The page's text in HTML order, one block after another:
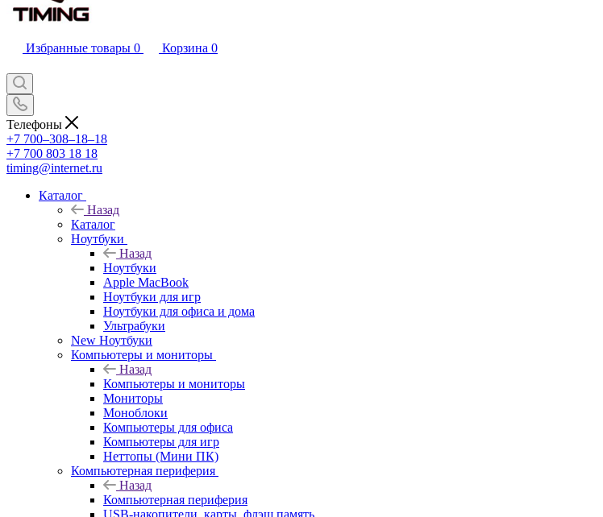
Избранные товары 0 Корзина 0
Телефоны
+7 700‒308‒18‒18
+7 700 803 18 18
timing@internet.ru
Каталог
Назад
Каталог
Ноутбуки
Назад
Ноутбуки
Apple MacBook
Ноутбуки для игр
Ноутбуки для офиса и дома
Ультрабуки
New Ноутбуки
Компьютеры и мониторы
Назад
Компьютеры и мониторы
Мониторы
Моноблоки
Компьютеры для офиса
Компьютеры для игр
Неттопы (Мини ПК)
Компьютерная периферия
Назад
Компьютерная периферия
USB-накопители, карты, флэш память